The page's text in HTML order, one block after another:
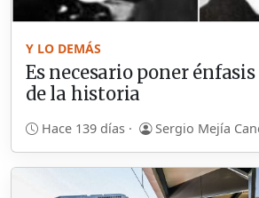
Y LO DEMÁS
Es necesario poner
de la historia
Hace 139 días · Sergio Mejía